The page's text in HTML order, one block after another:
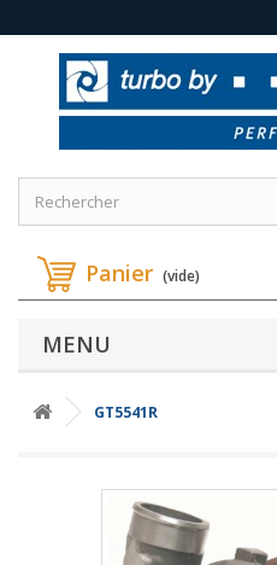
Panier (vide)
MENU
GT5541R